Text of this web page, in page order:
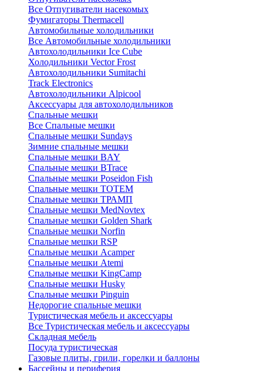
Все Отпугиватели насекомых
Фумигаторы Thermacell
Автомобильные холодильники
Все Автомобильные холодильники
Автохолодильники Ice Cube
Холодильники Vector Frost
Автохолодильники Sumitachi
Track Electronics
Автохолодильники Alpicool
Аксессуары для автохолодильников
Спальные мешки
Все Спальные мешки
Спальные мешки Sundays
Зимние спальные мешки
Спальные мешки BAY
Спальные мешки BTrace
Спальные мешки Poseidon Fish
Спальные мешки ТОТЕМ
Спальные мешки ТРАМП
Cпальные мешки MedNovtex
Спальные мешки Golden Shark
Спальные мешки Norfin
Спальные мешки RSP
Спальные мешки Acamper
Спальные мешки Atemi
Спальные мешки KingCamp
Спальные мешки Husky
Спальные мешки Pinguin
Недорогие спальные мешки
Туристическая мебель и аксессуары
Все Туристическая мебель и аксессуары
Складная мебель
Посуда туристическая
Газовые плиты, грили, горелки и баллоны
Бассейны и периферия